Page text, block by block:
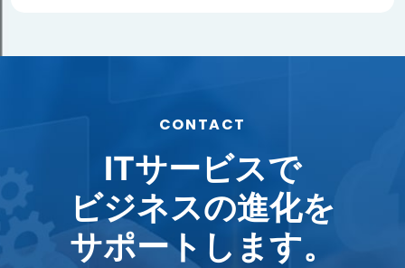
CONTACT
ITサービスで
ビジネスの進化を
サポートします。